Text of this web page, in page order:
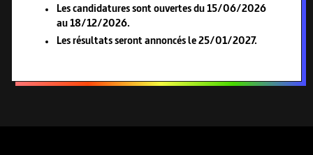
Les candidatures sont ouvertes du 15/06/2026
au 18/12/2026.
Les résultats seront annoncés le 25/01/2027.